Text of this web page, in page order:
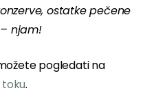
ostatke pečene
njam!
pogledati na
toku.